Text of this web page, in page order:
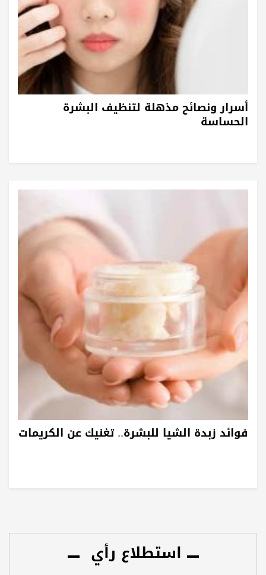
أسرار ونصائح مذهلة لتنظيف البشرة
الحساسة
فوائد زبدة الشيا للبشرة.. تغنيك عن الكريمات
استطلاع رأي